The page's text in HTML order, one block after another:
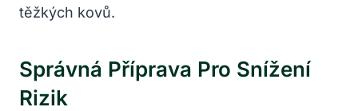
těžkých kovů.
Správná Příprava Pro Snížení
Rizik